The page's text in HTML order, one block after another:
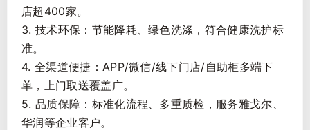
店超400家。
3. 技术环保：节能降耗、绿色洗涤，符合健康洗护标
准。
4. 全渠道便捷：APP/微信/线下门店/自助柜多端下
单，上门取送覆盖广。
5. 品质保障：标准化流程、多重质检，服务雅戈尔、
华润等企业客户。